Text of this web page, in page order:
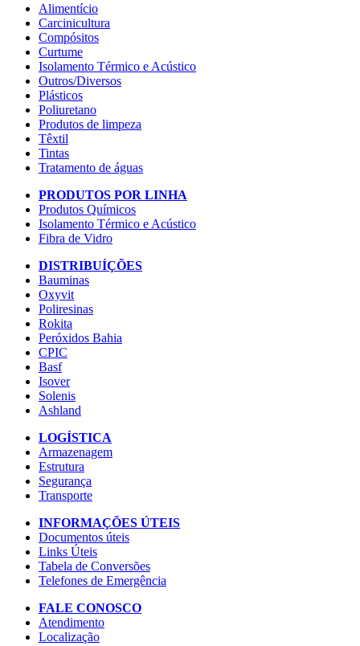
Alimentício
Carcinicultura
Compósitos
Curtume
Isolamento Térmico e Acústico
Outros/Diversos
Plásticos
Poliuretano
Produtos de limpeza
Têxtil
Tintas
Tratamento de águas
PRODUTOS POR LINHA
Produtos Químicos
Isolamento Térmico e Acústico
Fibra de Vidro
DISTRIBUÍÇÕES
Bauminas
Oxyvit
Poliresinas
Rokita
Peróxidos Bahia
CPIC
Basf
Isover
Solenis
Ashland
LOGÍSTICA
Armazenagem
Estrutura
Segurança
Transporte
INFORMAÇÕES ÚTEIS
Documentos úteis
Links Úteis
Tabela de Conversões
Telefones de Emergência
FALE CONOSCO
Atendimento
Localização